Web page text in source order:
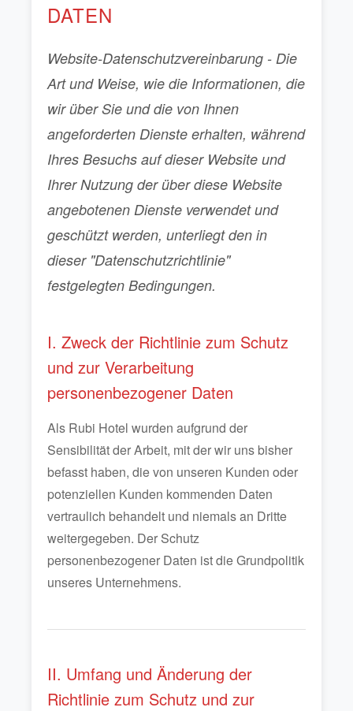
DATEN
Website-Datenschutzvereinbarung - Die
Art und Weise, wie die Informationen, die
wir über Sie und die von Ihnen
angeforderten Dienste erhalten, während
Ihres Besuchs auf dieser Website und
Ihrer Nutzung der über diese Website
angebotenen Dienste verwendet und
geschützt werden, unterliegt den in
dieser "Datenschutzrichtlinie"
festgelegten Bedingungen.
I. Zweck der Richtlinie zum Schutz
und zur Verarbeitung
personenbezogener Daten
Als Rubi Hotel wurden aufgrund der
Sensibilität der Arbeit, mit der wir uns bisher
befasst haben, die von unseren Kunden oder
potenziellen Kunden kommenden Daten
vertraulich behandelt und niemals an Dritte
weitergegeben. Der Schutz
personenbezogener Daten ist die Grundpolitik
unseres Unternehmens.
II. Umfang und Änderung der
Richtlinie zum Schutz und zur